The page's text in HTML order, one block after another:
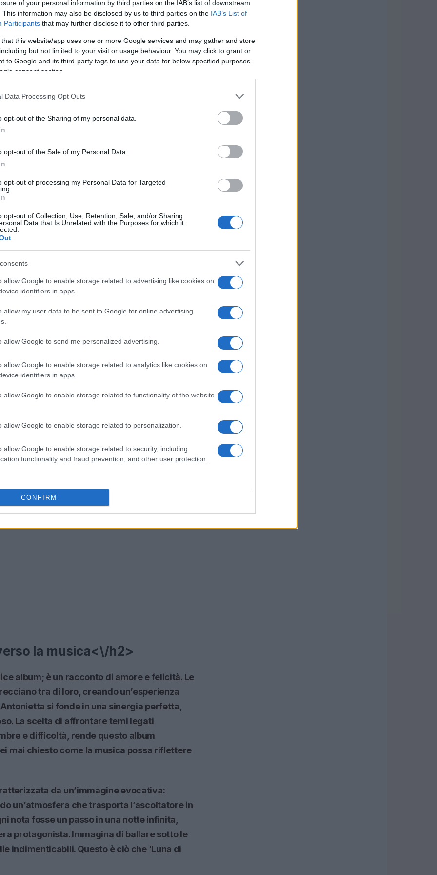
of your personal information by third parties on the IAB’s list of downstream
This information may also be disclosed by us to third parties on the IAB’s List of
Participants that may further disclose it to other third parties.
that this website/app uses one or more Google services and may gather and store
but not limited to your visit or usage behaviour. You may click to grant or
to Google and its third-party tags to use your data for below specified purposes
consent section.
Data Processing Opt Outs
opt-out of the Sharing of my personal data.
opt-out of the Sale of my Personal Data.
opt-out of processing my Personal Data for Targeted
opt-out of Collection, Use, Retention, Sale, and/or Sharing
Data that Is Unrelated with the Purposes for which it
allow Google to enable storage related to advertising like cookies on
identifiers in apps.
allow my user data to be sent to Google for online advertising
allow Google to send me personalized advertising.
allow Google to enable storage related to analytics like cookies on
identifiers in apps.
allow Google to enable storage related to functionality of the website
allow Google to enable storage related to personalization.
allow Google to enable storage related to security, including
functionality and fraud prevention, and other user protection.
CONFIRM
p>
che cambia tutto<\/h2>
dimenticate in un hard disk. Questo
e Maria Antonietta. Le bozze di brani
della loro conoscenza, sono diventate il
va veloce, ma a volte le canzoni restano.
potevamo tradirle», affermano gli artisti.
ha dato vita a un progetto che
a ricordi e nostalgia. Chi non ha
a una canzone?<\/p>
sentimentale, dove ogni nota e
È un viaggio attraverso una relazione
pensiero e gioco, riflessione e leggerezza.
tempo, abbracciare un futuro
ricordi evocativi?<\/p>
la musica<\/h2>
album; è un racconto di amore e felicità. Le
tra di loro, creando un’esperienza
si fonde in una sinergia perfetta,
La scelta di affrontare temi legati
e difficoltà, rende questo album
mai chiesto come la musica possa riflettere
da un’immagine evocativa:
un’atmosfera che trasporta l’ascoltatore in
nota fosse un passo in una notte infinita,
protagonista. Immagina di ballare sotto le
indimenticabili. Questo è ciò che ‘Luna di